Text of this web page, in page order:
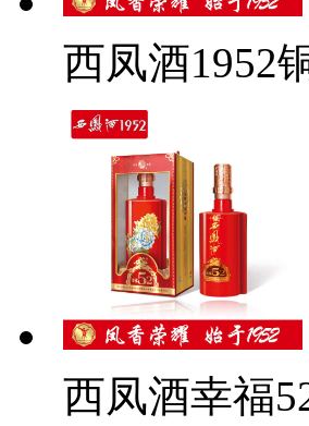
西凤酒1952
西凤酒幸福